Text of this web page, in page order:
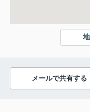
メールで共有する